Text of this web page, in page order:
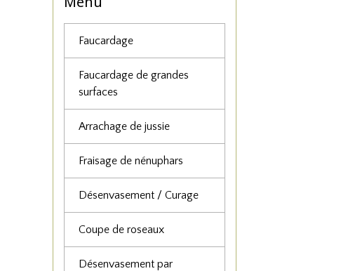
Faucardage
Faucardage de grandes
surfaces
Arrachage de jussie
Fraisage de nénuphars
Désenvasement / Curage
Coupe de roseaux
Désenvasement par